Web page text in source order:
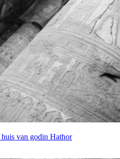
van godin Hathor